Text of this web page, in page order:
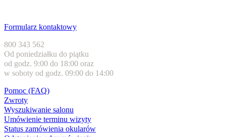
Formularz kontaktowy
800 343 562
Od poniedziałku do piątku
od godz. 9:00 do 18:00 oraz
w soboty od godz. 09:00 do 14:00
Pomoc (FAQ)
Zwroty
Wyszukiwanie salonu
Umówienie terminu wizyty
Status zamówienia okularów